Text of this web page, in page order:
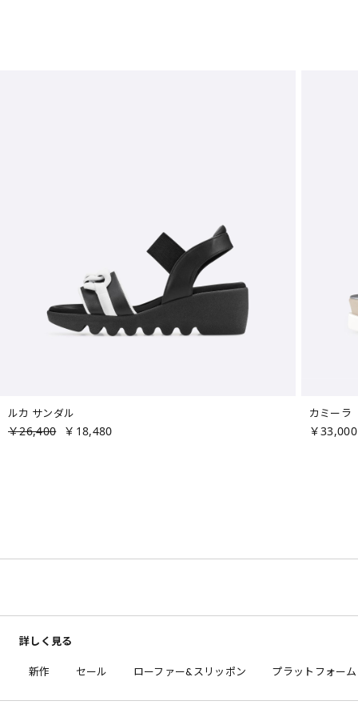
ルカ サンダル
￥26,400 ￥18,480
カミーラ
￥33,000
詳しく見る
新作 セール ローファー&スリッポン プラットフォー